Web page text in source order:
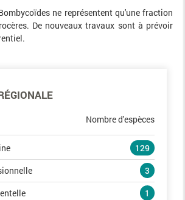
ne représentent qu'une fraction
De nouveaux travaux sont à prévoir
Nombre d'espèces
129
3
1